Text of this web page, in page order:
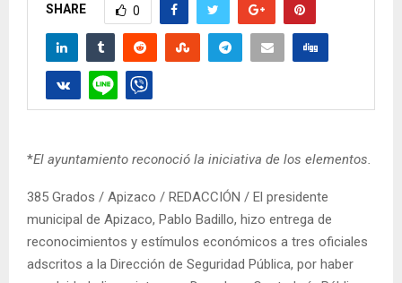
SHARE 0
*El ayuntamiento reconoció la iniciativa de los elementos.
385 Grados / Apizaco / REDACCIÓN / El presidente
municipal de Apizaco, Pablo Badillo, hizo entrega de
reconocimientos y estímulos económicos a tres oficiales
adscritos a la Dirección de Seguridad Pública, por haber